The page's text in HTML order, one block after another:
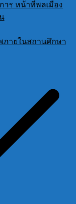
าร หน้าที่พลเมือง
ายในสถานศึกษา